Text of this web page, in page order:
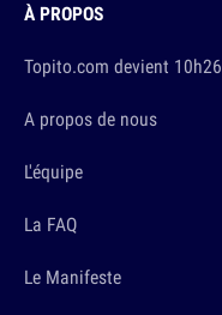
À PROPOS
Topito.com devient 10h26
A propos de nous
L'équipe
La FAQ
Le Manifeste